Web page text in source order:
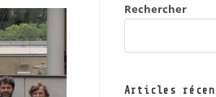
Rechercher
Articles